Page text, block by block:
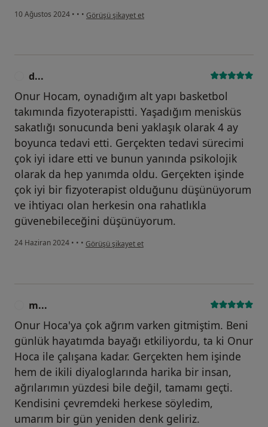
10 Ağustos 2024 • • • kullanıcının görüşüne göre b...
Görüşü şikayet et
d...
Onur Hocam, oynadığım alt yapı basketbol
takımında fizyoterapistti. Yaşadığım menisküs
sakatlığı sonucunda beni yaklaşık olarak 4 ay
boyunca tedavi etti. Gerçekten tedavi sürecimi
çok iyi idare etti ve bunun yanında psikolojik
olarak da hep yanımda oldu. Gerçekten işinde
çok iyi bir fizyoterapist olduğunu düşünüyorum
ve ihtiyacı olan herkesin ona rahatlıkla
güvenebileceğini düşünüyorum.
24 Haziran 2024 • • • kullanıcının görüşüne göre d...
Görüşü şikayet et
m...
Onur Hoca'ya çok ağrım varken gitmiştim. Beni
günlük hayatımda bayağı etkiliyordu, ta ki Onur
Hoca ile çalışana kadar. Gerçekten hem işinde
hem de ikili diyaloglarında harika bir insan,
ağrılarımın yüzdesi bile değil, tamamı geçti.
Kendisini çevremdeki herkese söyledim,
umarım bir gün yeniden denk geliriz.